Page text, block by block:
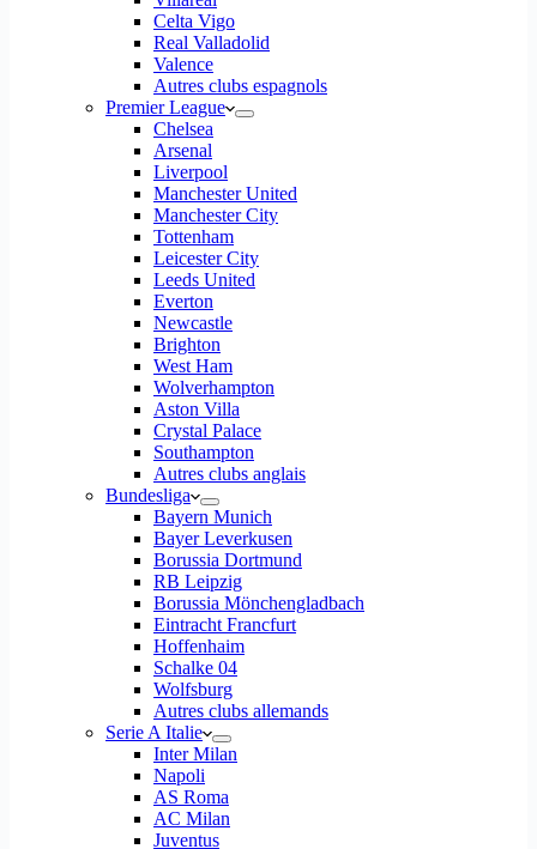
Celta Vigo
Real Valladolid
Valence
Autres clubs espagnols
Premier League
Chelsea
Arsenal
Liverpool
Manchester United
Manchester City
Tottenham
Leicester City
Leeds United
Everton
Newcastle
Brighton
West Ham
Wolverhampton
Aston Villa
Crystal Palace
Southampton
Autres clubs anglais
Bundesliga
Bayern Munich
Bayer Leverkusen
Borussia Dortmund
RB Leipzig
Borussia Mönchengladbach
Eintracht Francfurt
Hoffenhaim
Schalke 04
Wolfsburg
Autres clubs allemands
Serie A Italie
Inter Milan
Napoli
AS Roma
AC Milan
Juventus